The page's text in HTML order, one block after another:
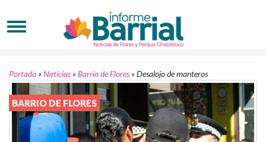
Portada »Noticias »Barrio de Flores »Desalojo de manteros
BARRIO DE FLORES